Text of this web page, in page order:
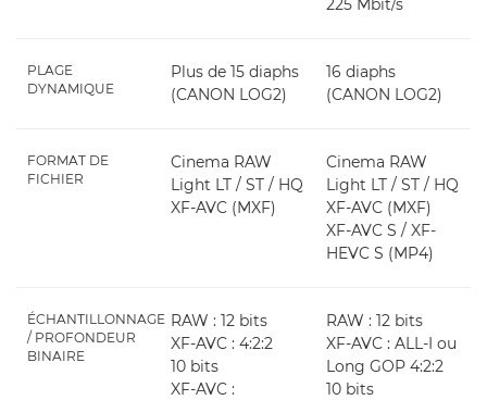
225 Mbit/s
PLAGE
DYNAMIQUE
Plus de 15 diaphs
(CANON LOG2)
16 diaphs
(CANON LOG2)
FORMAT DE
FICHIER
Cinema RAW
Light LT / ST / HQ
XF-AVC (MXF)
Cinema RAW
Light LT / ST / HQ
XF-AVC (MXF)
XF-AVC S / XF-
HEVC S (MP4)
ÉCHANTILLONNAGE
/ PROFONDEUR
BINAIRE
RAW : 12 bits
XF-AVC : 4:2:2
10 bits
XF-AVC :
RAW : 12 bits
XF-AVC : ALL-I ou
Long GOP 4:2:2
10 bits